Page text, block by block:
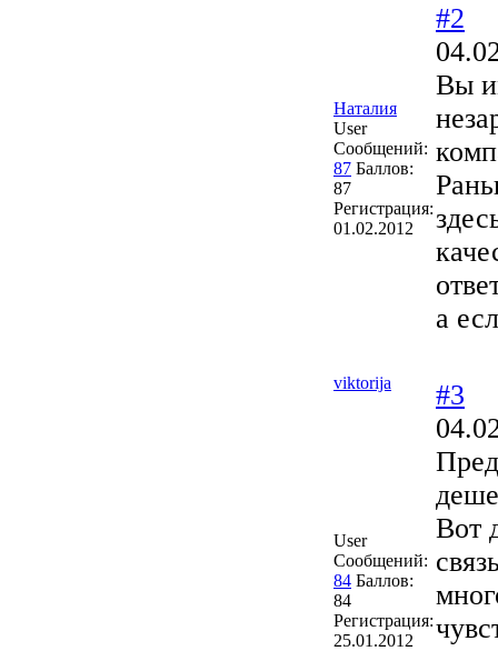
Наталия
User
Сообщений:
87 Баллов:
87
Регистрация:
01.02.2012
#2
Вы
а
viktorija
User
Сообщений:
84 Баллов:
84
Регистрация:
25.01.2012
#3
Вот